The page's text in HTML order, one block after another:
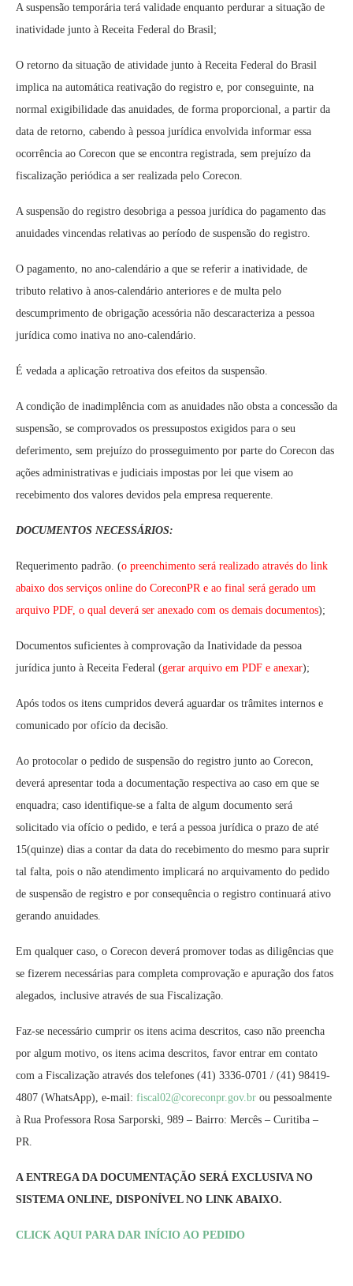
A suspensão temporária terá validade enquanto perdurar a situação de
inatividade junto à Receita Federal do Brasil;
O retorno da situação de atividade junto à Receita Federal do Brasil
implica na automática reativação do registro e, por conseguinte, na
normal exigibilidade das anuidades, de forma proporcional, a partir da
data de retorno, cabendo à pessoa jurídica envolvida informar essa
ocorrência ao Corecon que se encontra registrada, sem prejuízo da
fiscalização periódica a ser realizada pelo Corecon.
A suspensão do registro desobriga a pessoa jurídica do pagamento das
anuidades vincendas relativas ao período de suspensão do registro.
O pagamento, no ano-calendário a que se referir a inatividade, de
tributo relativo à anos-calendário anteriores e de multa pelo
descumprimento de obrigação acessória não descaracteriza a pessoa
jurídica como inativa no ano-calendário.
É vedada a aplicação retroativa dos efeitos da suspensão.
A condição de inadimplência com as anuidades não obsta a concessão da
suspensão, se comprovados os pressupostos exigidos para o seu
deferimento, sem prejuízo do prosseguimento por parte do Corecon das
ações administrativas e judiciais impostas por lei que visem ao
recebimento dos valores devidos pela empresa requerente.
DOCUMENTOS NECESSÁRIOS:
Requerimento padrão. (o preenchimento será realizado através do link
abaixo dos serviços online do CoreconPR e ao final será gerado um
arquivo PDF, o qual deverá ser anexado com os demais documentos);
Documentos suficientes à comprovação da Inatividade da pessoa
jurídica junto à Receita Federal (gerar arquivo em PDF e anexar);
Após todos os itens cumpridos deverá aguardar os trâmites internos e
comunicado por ofício da decisão.
Ao protocolar o pedido de suspensão do registro junto ao Corecon,
deverá apresentar toda a documentação respectiva ao caso em que se
enquadra; caso identifique-se a falta de algum documento será
solicitado via ofício o pedido, e terá a pessoa jurídica o prazo de até
15(quinze) dias a contar da data do recebimento do mesmo para suprir
tal falta, pois o não atendimento implicará no arquivamento do pedido
de suspensão de registro e por consequência o registro continuará ativo
gerando anuidades.
Em qualquer caso, o Corecon deverá promover todas as diligências que
se fizerem necessárias para completa comprovação e apuração dos fatos
alegados, inclusive através de sua Fiscalização.
Faz-se necessário cumprir os itens acima descritos, caso não preencha
por algum motivo, os itens acima descritos, favor entrar em contato
com a Fiscalização através dos telefones (41) 3336-0701 / (41) 98419-
4807 (WhatsApp), e-mail: fiscal02@coreconpr.gov.br ou pessoalmente
à Rua Professora Rosa Sarporski, 989 – Bairro: Mercês – Curitiba –
PR.
A ENTREGA DA DOCUMENTAÇÃO SERÁ EXCLUSIVA NO
SISTEMA ONLINE, DISPONÍVEL NO LINK ABAIXO.
CLICK AQUI PARA DAR INÍCIO AO PEDIDO